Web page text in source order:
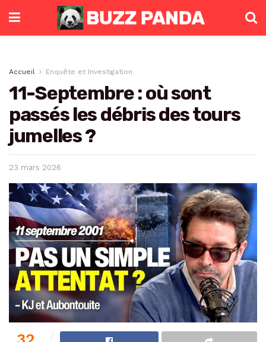
Accueil Enquête et Investigation
11-Septembre : où sont
passés les débris des tours
jumelles ?
23 mars 2026